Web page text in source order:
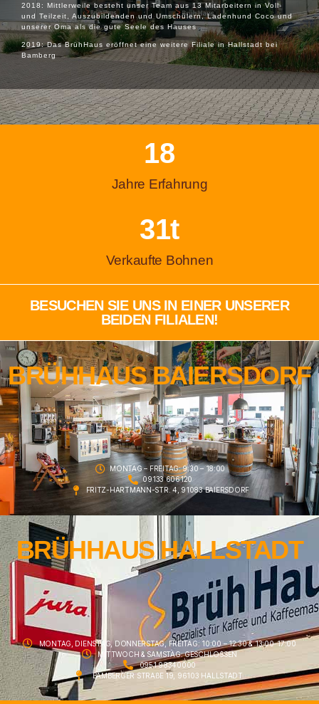
2018: Mittlerweile besteht unser Team aus 13 Mitarbeitern in Voll-
und Teilzeit, Auszubildenden und Umschülern, Ladenhund Coco und
unserer Oma als die gute Seele des Hauses
2019: Das BrühHaus eröffnet eine weitere Filiale in Hallstadt bei
Bamberg
Jahre Erfahrung
18
Verkaufte Bohnen
31t
BESUCHEN SIE UNS IN EINER UNSERER
BEIDEN FILIALEN!
BRÜHHAUS BAIERSDORF
MONTAG – FREITAG: 9:30 – 18:00
09133 606120
FRITZ-HARTMANN-STR. 4, 91083 BAIERSDORF
BRÜHHAUS HALLSTADT
MONTAG, DIENSTAG, DONNERSTAG, FREITAG: 10:00 – 12:30 & 13:00-17:00
MITTWOCH & SAMSTAG: GESCHLOSSEN
0951 98340000
BAMBERGER STRAßE 19, 96103 HALLSTADT